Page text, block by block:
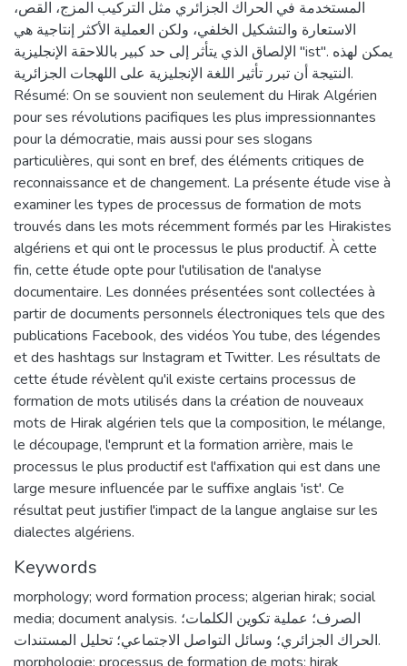
المستخدمة في الحراك الجزائري مثل التركيب المزج، القص،
الاستعارة والتشكيل الخلفي، ولكن العملية الأكثر إنتاجية هي
الإلصاق الذي يتأثر إلى حد كبير باللاحقة الإنجليزية "ist". يمكن لهذه
النتيجة أن تبرر تأثير اللغة الإنجليزية على اللهجات الجزائرية.
Résumé: On se souvient non seulement du Hirak Algérien
pour ses révolutions pacifiques les plus impressionnantes
pour la démocratie, mais aussi pour ses slogans
particulières, qui sont en bref, des éléments critiques de
reconnaissance et de changement. La présente étude vise à
examiner les types de processus de formation de mots
trouvés dans les mots récemment formés par les Hirakistes
algériens et qui ont le processus le plus productif. À cette
fin, cette étude opte pour l'utilisation de l'analyse
documentaire. Les données présentées sont collectées à
partir de documents personnels électroniques tels que des
publications Facebook, des vidéos You tube, des légendes
et des hashtags sur Instagram et Twitter. Les résultats de
cette étude révèlent qu'il existe certains processus de
formation de mots utilisés dans la création de nouveaux
mots de Hirak algérien tels que la composition, le mélange,
le découpage, l'emprunt et la formation arrière, mais le
processus le plus productif est l'affixation qui est dans une
large mesure influencée par le suffixe anglais 'ist'. Ce
résultat peut justifier l'impact de la langue anglaise sur les
dialectes algériens.
Keywords
morphology; word formation process; algerian hirak; social
media; document analysis. الصرف؛ عملية تكوين الكلمات؛
الحراك الجزائري؛ وسائل التواصل الاجتماعي؛ تحليل المستندات.